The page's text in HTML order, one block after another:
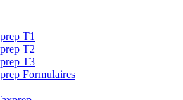
T1
T2
T3
Formulaires